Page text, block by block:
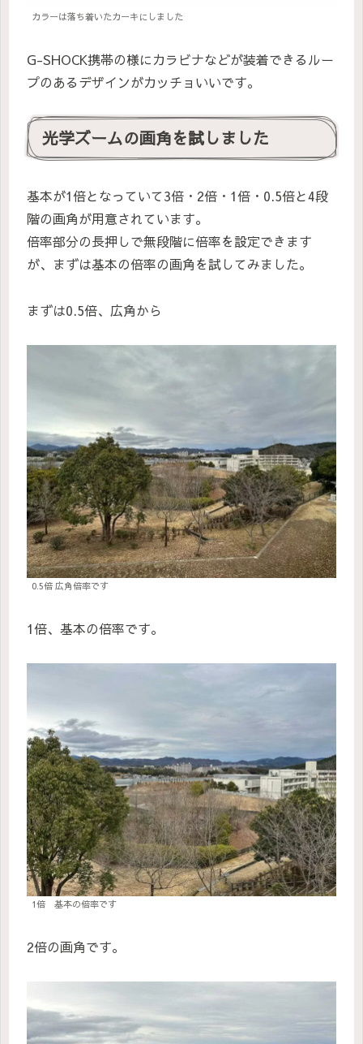
カラーは落ち着いたカーキにしました
G-SHOCK携帯の様にカラビナなどが装着できるルー
プのあるデザインがカッチョいいです。
光学ズームの画角を試しました
基本が1倍となっていて3倍・2倍・1倍・0.5倍と4段
階の画角が用意されています。
倍率部分の長押しで無段階に倍率を設定できます
が、まずは基本の倍率の画角を試してみました。
まずは0.5倍、広角から
0.5倍 広角倍率です
1倍、基本の倍率です。
1倍 基本の倍率です
2倍の画角です。